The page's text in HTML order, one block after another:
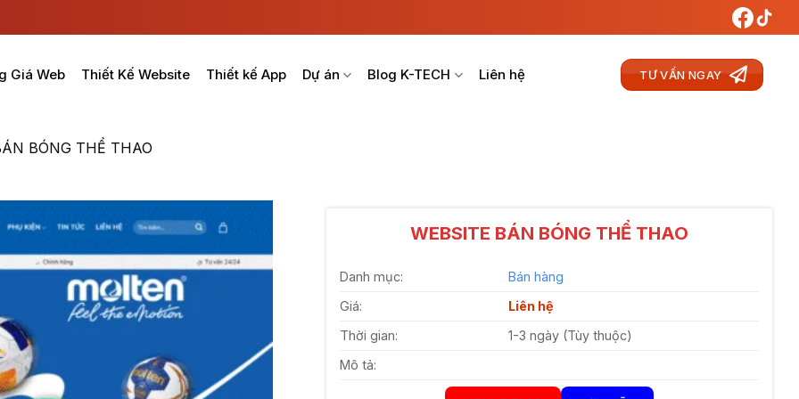
Giá Web Thiết Kế Website Thiết kế App Dự án Blog K-TECH Liên hệ TƯ VẤN NGAY
BÓNG THỂ THAO
WEBSITE BÁN BÓNG THỂ THAO
Danh mục:
Bán hàng
Giá:
Liên hệ
Thời gian:
1-3 ngày (Tùy thuộc)
Mô tả: